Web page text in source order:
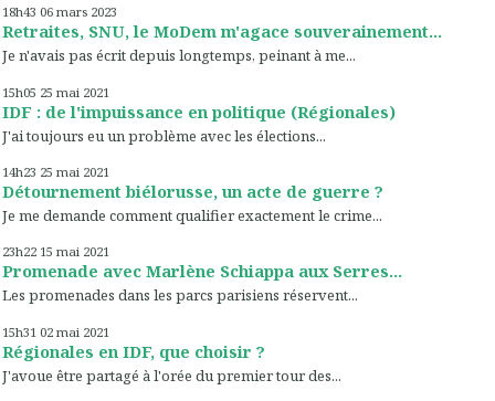
18h43 06 mars 2023
Retraites, SNU, le MoDem m'agace souverainement...
Je n'avais pas écrit depuis longtemps, peinant à me...
15h05 25 mai 2021
IDF : de l'impuissance en politique (Régionales)
J'ai toujours eu un problème avec les élections...
14h23 25 mai 2021
Détournement biélorusse, un acte de guerre ?
Je me demande comment qualifier exactement le crime...
23h22 15 mai 2021
Promenade avec Marlène Schiappa aux Serres...
Les promenades dans les parcs parisiens réservent...
15h31 02 mai 2021
Régionales en IDF, que choisir ?
J'avoue être partagé à l'orée du premier tour des...